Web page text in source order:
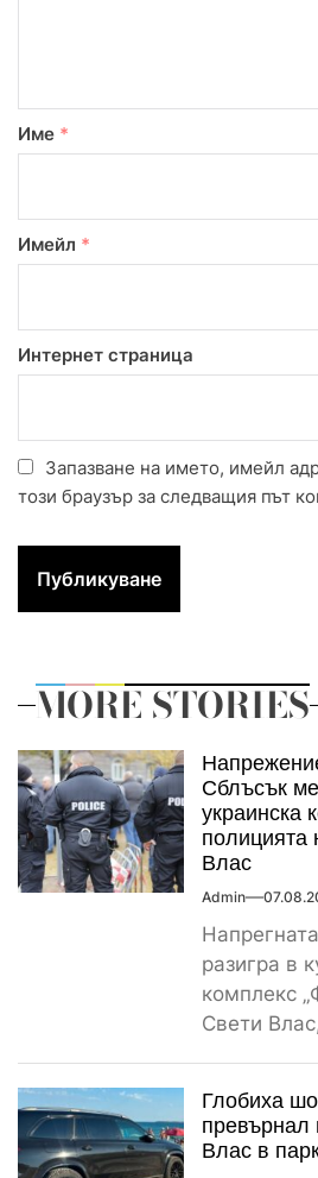
Име *
Имейл *
Интернет страница
Запазване на името, имейл
този браузър за следващия път
MORE STORIES
Сблъсък
украинска
полицията
Влас
Admin
разигра в
комплекс
Свети
Глобиха
Влас в